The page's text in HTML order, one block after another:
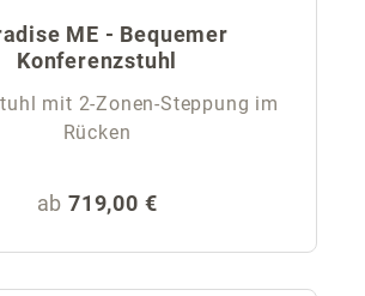
ME - Bequemer
Konferenzstuhl
mit 2-Zonen-Steppung im
Rücken
Regulärer Preis:
ab 719,00 €